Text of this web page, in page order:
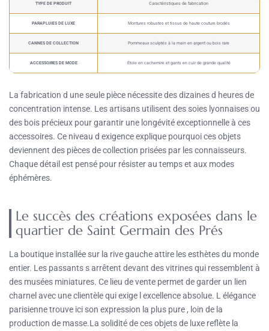
TYPE DE PRODUIT Caractéristiques de fabrication
PARAPLUIES DE LUXE Montures robustes et tissus de haute couture brodés
CANNES DE COLLECTION Pommeaux sculptés à la main en argent ou bois rare
ACCESSOIRES DE MODE Étole en cachemire et gants en cuir de grande qualité
La fabrication d une seule pièce nécessite des dizaines d heures de
concentration intense. Les artisans utilisent des soies lyonnaises ou
des bois précieux pour garantir une longévité exceptionnelle à ces
accessoires. Ce niveau d exigence explique pourquoi ces objets
deviennent des pièces de collection prisées par les connaisseurs.
Chaque détail est pensé pour résister au temps et aux modes
éphémères.
Le succès des créations exposées dans le
quartier de Saint Germain des Prés
La boutique installée sur la rive gauche attire les esthètes du monde
entier. Les passants s arrêtent devant des vitrines qui ressemblent à
des musées miniatures. Ce lieu de vente permet de garder un lien
charnel avec une clientèle qui exige l excellence absolue. L élégance
parisienne trouve ici son expression la plus pure , loin de la
production de masse.La solidité de ces objets de luxe reflète la